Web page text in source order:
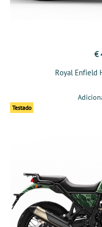
€
Royal Enfield
Testado